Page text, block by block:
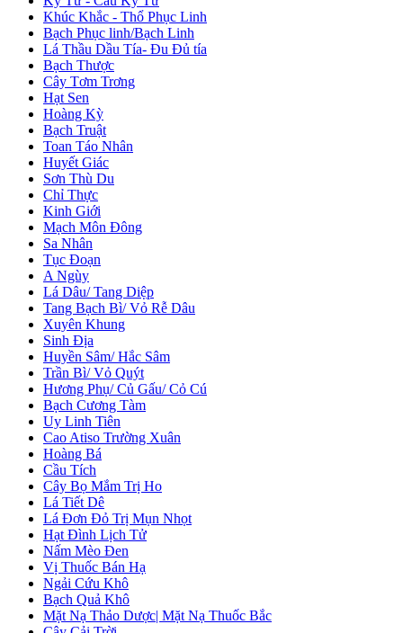
Khúc Khắc - Thổ Phục Linh
Bạch Phục linh/Bạch Linh
Lá Thầu Dầu Tía- Đu Đủ tía
Bạch Thược
Cây Tơm Trơng
Hạt Sen
Hoàng Kỳ
Bạch Truật
Toan Táo Nhân
Huyết Giác
Sơn Thù Du
Chỉ Thực
Kinh Giới
Mạch Môn Đông
Sa Nhân
Tục Đoạn
A Ngùy
Lá Dâu/ Tang Diệp
Tang Bạch Bì/ Vỏ Rễ Dâu
Xuyên Khung
Sinh Địa
Huyền Sâm/ Hắc Sâm
Trần Bì/ Vỏ Quýt
Hương Phụ/ Củ Gấu/ Cỏ Cú
Bạch Cương Tàm
Uy Linh Tiên
Cao Atiso Trường Xuân
Hoàng Bá
Cầu Tích
Cây Bọ Mắm Trị Ho
Lá Tiết Dê
Lá Đơn Đỏ Trị Mụn Nhọt
Hạt Đình Lịch Tử
Nấm Mèo Đen
Vị Thuốc Bán Hạ
Ngải Cứu Khô
Bạch Quả Khô
Mặt Nạ Thảo Dược| Mặt Nạ Thuốc Bắc